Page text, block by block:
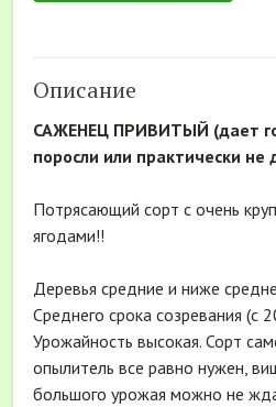
Описание
САЖЕНЕЦ ПРИВИТЫЙ (дает
поросли или практически
Потрясающий сорт с очень
ягодами!!
Деревья средние и ниже
Среднего срока созревания (с
Урожайность высокая. Сорт
опылитель все равно нужен,
большого урожая можно не